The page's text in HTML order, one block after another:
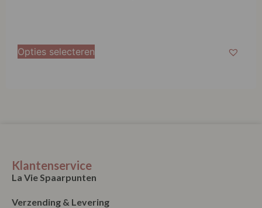
Opties selecteren
Klantenservice
La Vie Spaarpunten
Verzending & Levering